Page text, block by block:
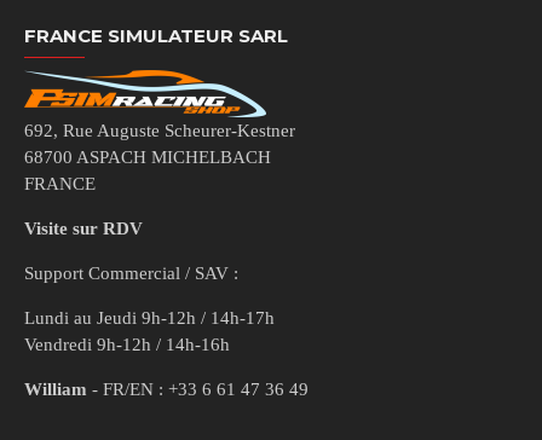
FRANCE SIMULATEUR SARL
692, Rue Auguste Scheurer-Kestner
68700 ASPACH MICHELBACH
FRANCE
Visite sur RDV
Support Commercial / SAV :
Lundi au Jeudi 9h-12h / 14h-17h
Vendredi 9h-12h / 14h-16h
William - FR/EN : +33 6 61 47 36 49